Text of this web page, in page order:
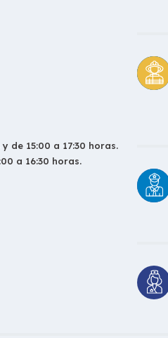
de 15:00 a 17:30 horas.
a 16:30 horas.